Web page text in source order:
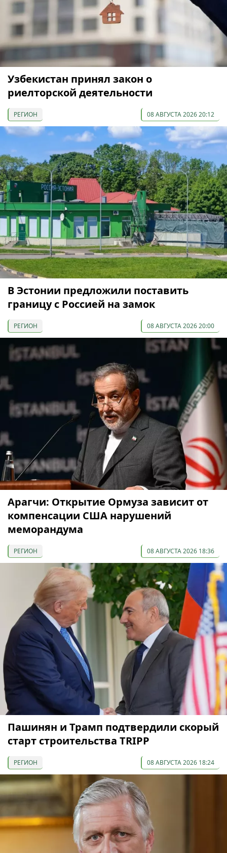
Узбекистан принял закон о
риелторской деятельности
РЕГИОН 08 АВГУСТА 2026 20:12
В Эстонии предложили поставить
границу с Россией на замок
РЕГИОН 08 АВГУСТА 2026 20:00
Арагчи: Открытие Ормуза зависит от
компенсации США нарушений
меморандума
РЕГИОН 08 АВГУСТА 2026 18:36
Пашинян и Трамп подтвердили скорый
старт строительства TRIPP
РЕГИОН 08 АВГУСТА 2026 18:24